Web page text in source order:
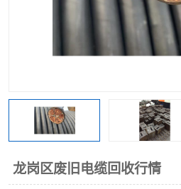
龙岗区废旧电缆回收行情